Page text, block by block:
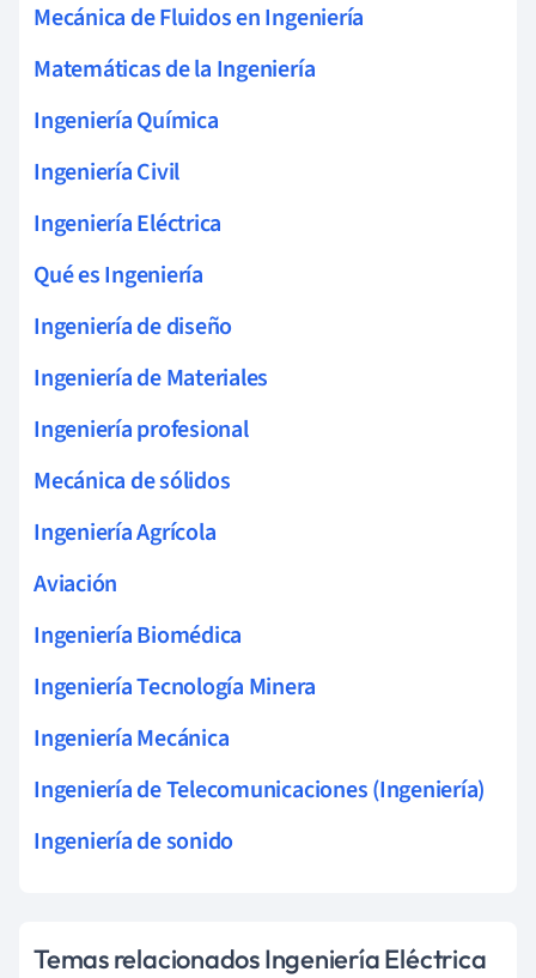
Mecánica de Fluidos en Ingeniería
Matemáticas de la Ingeniería
Ingeniería Química
Ingeniería Civil
Ingeniería Eléctrica
Qué es Ingeniería
Ingeniería de diseño
Ingeniería de Materiales
Ingeniería profesional
Mecánica de sólidos
Ingeniería Agrícola
Aviación
Ingeniería Biomédica
Ingeniería Tecnología Minera
Ingeniería Mecánica
Ingeniería de Telecomunicaciones (Ingeniería)
Ingeniería de sonido
Temas relacionados Ingeniería Eléctrica